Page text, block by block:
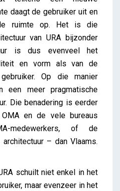
daagt de gebruiker uit en
ruimte op. Het is die
van URA bijzonder
is dus evenveel het
en vorm als van de
Op die manier
een meer pragmatische
Die benadering is eerder
en de vele bureaus
medewerkers, of de
– dan Vlaams.
schuilt niet enkel in het
maar evenzeer in het